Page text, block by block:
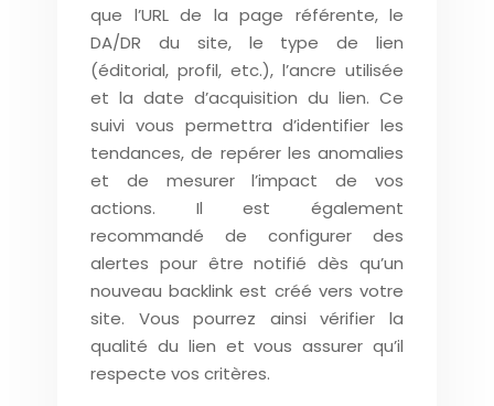
que l’URL de la page référente, le
DA/DR du site, le type de lien
(éditorial, profil, etc.), l’ancre utilisée
et la date d’acquisition du lien. Ce
suivi vous permettra d’identifier les
tendances, de repérer les anomalies
et de mesurer l’impact de vos
actions. Il est également
recommandé de configurer des
alertes pour être notifié dès qu’un
nouveau backlink est créé vers votre
site. Vous pourrez ainsi vérifier la
qualité du lien et vous assurer qu’il
respecte vos critères.